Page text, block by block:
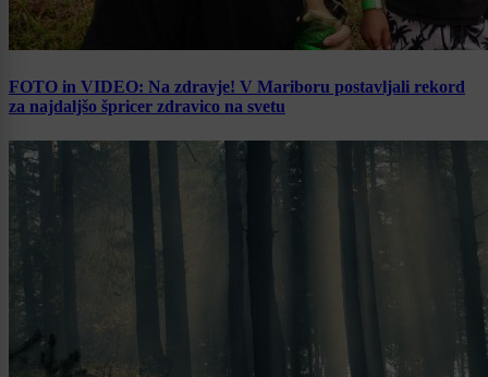
FOTO in VIDEO: Na zdravje! V Mariboru postavljali rekord
za najdaljšo špricer zdravico na svetu